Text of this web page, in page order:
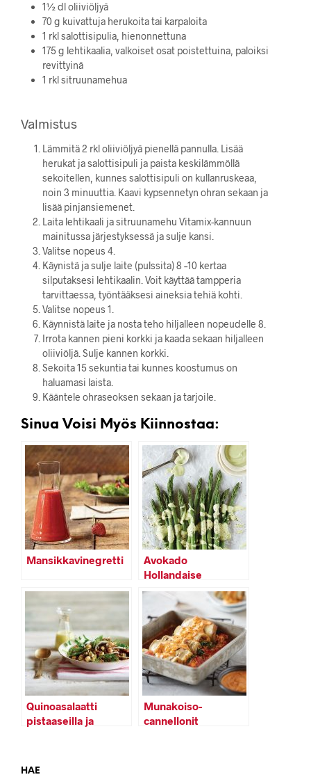
1½ dl oliiviöljyä
70 g kuivattuja herukoita tai karpaloita
1 rkl salottisipulia, hienonnettuna
175 g lehtikaalia, valkoiset osat poistettuina, paloiksi
revittyinä
1 rkl sitruunamehua
Valmistus
Lämmitä 2 rkl oliiviöljyä pienellä pannulla. Lisää
herukat ja salottisipuli ja paista keskilämmöllä
sekoitellen, kunnes salottisipuli on kullanruskeaa,
noin 3 minuuttia. Kaavi kypsennetyn ohran sekaan ja
lisää pinjansiemenet.
Laita lehtikaali ja sitruunamehu Vitamix-kannuun
mainitussa järjestyksessä ja sulje kansi.
Valitse nopeus 4.
Käynistä ja sulje laite (pulssita) 8 –10 kertaa
silputaksesi lehtikaalin. Voit käyttää tampperia
tarvittaessa, työntääksesi aineksia tehiä kohti.
Valitse nopeus 1.
Käynnistä laite ja nosta teho hiljalleen nopeudelle 8.
Irrota kannen pieni korkki ja kaada sekaan hiljalleen
oliiviöljä. Sulje kannen korkki.
Sekoita 15 sekuntia tai kunnes koostumus on
haluamasi laista.
Kääntele ohraseoksen sekaan ja tarjoile.
Sinua Voisi Myös Kiinnostaa:
Mansikkavinegretti
Avokado
Hollandaise
Quinoasalaatti
pistaaseilla ja
Munakoiso-
cannellonit
HAE